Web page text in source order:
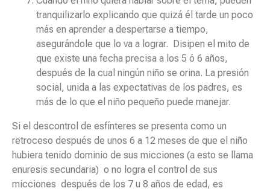
tranquilizarlo explicando que quizá él tarde un poco
más en aprender a despertarse a tiempo,
asegurándole que lo va a lograr. Disipen el mito de
que existe una fecha precisa a los 5 ó 6 años,
después de la cual ningún niño se orina. La presión
social, unida a las expectativas de los padres, es
más de lo que el niño pequeño puede manejar.
Si el descontrol de esfínteres se presenta como un
retroceso después de unos 6 a 12 meses de que el niño
hubiera tenido dominio de sus micciones (a esto se llama
enuresis secundaria) o no logra el control de sus
micciones después de los 7 u 8 años de edad, es